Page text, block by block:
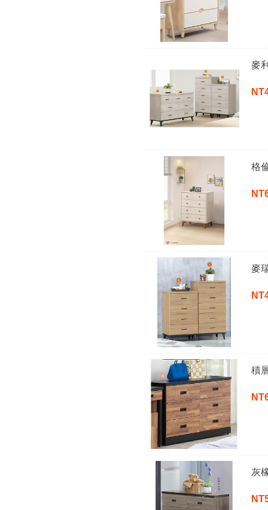
麥
格
麥
積
灰